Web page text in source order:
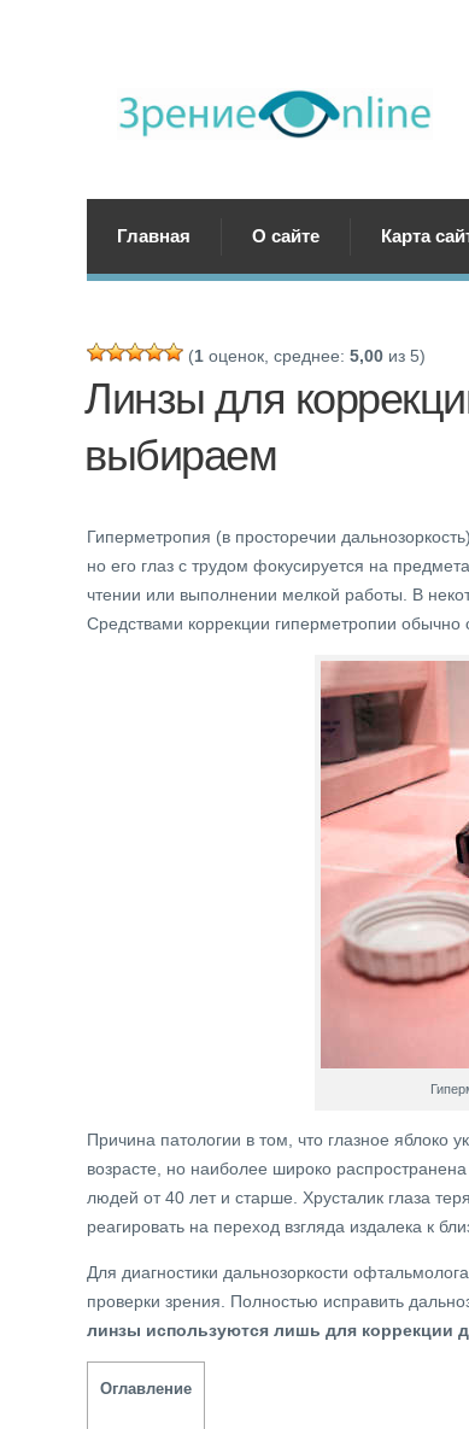
Главная О сайте Карта
(1 оценок, среднее: 5,00 из 5)
Линзы для
выбираем
Гиперметропия (в просторечии
но его глаз с трудом фокусируется на
чтении или выполнении мелкой работы. В
Средствами коррекции гиперметропии обычно
Причина патологии в том, что глазное яблоко
возрасте, но наиболее широко
людей от 40 лет и старше. Хрусталик глаза
реагировать на переход взгляда издалека к
Для диагностики дальнозоркости
проверки зрения. Полностью исправить
линзы используются лишь для коррекции
Оглавление